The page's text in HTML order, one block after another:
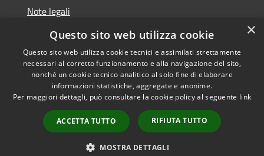
Note legali
Dichiarazione di accessibilità
Accessibilità
Copyright © 2026 • Comune di
Taibon Agordino • Powered by
Municipium•
Accesso
redazione
×
Questo sito web utilizza cookie
Questo sito web utilizza cookie tecnici e assimilati strettamente
necessari al corretto funzionamento e alla navigazione del sito,
nonché un cookie tecnico analitico al solo fine di elaborare
informazioni statistiche, aggregate e anonime.
Per maggiori dettagli, può consultare la cookie policy al seguente link
ACCETTA TUTTO RIFIUTA TUTTO
MOSTRA DETTAGLI